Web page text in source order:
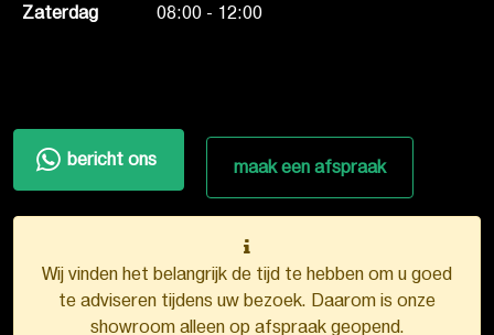
Zaterdag 08:00 - 12:00
bericht ons maak een afspraak
Wij vinden het belangrijk de tijd te hebben om u goed
te adviseren tijdens uw bezoek. Daarom is onze
showroom alleen op afspraak geopend.